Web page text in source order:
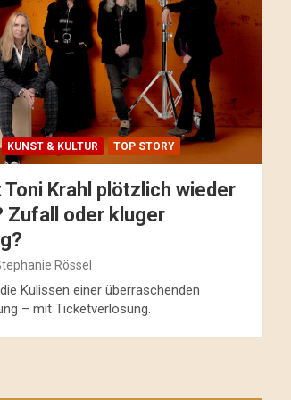
KUNST & KULTUR TOP STORY
Toni Krahl plötzlich wieder
Zufall oder kluger
Rössel
Kulissen einer überraschenden
– mit Ticketverlosung.